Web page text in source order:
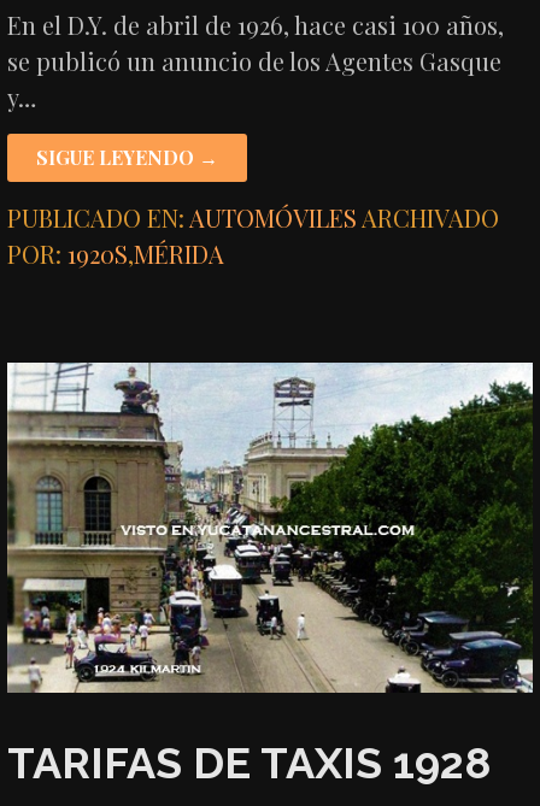
En el D.Y. de abril de 1926, hace casi 100 años,
se publicó un anuncio de los Agentes Gasque
y…
SIGUE LEYENDO →
PUBLICADO EN: AUTOMÓVILES ARCHIVADO
POR:1920S,MÉRIDA
TARIFAS DE TAXIS 1928